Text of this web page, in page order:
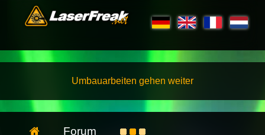
Umbauarbeiten gehen weiter
Forum